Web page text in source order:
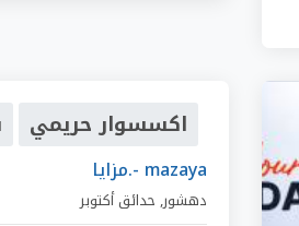
اكسسوار حريمي
مزايا.- mazaya
دهشور, حدائق أكتوبر